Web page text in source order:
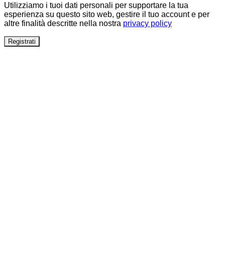
Utilizziamo i tuoi dati personali per supportare la tua
esperienza su questo sito web, gestire il tuo account e per
altre finalità descritte nella nostra privacy policy
Registrati